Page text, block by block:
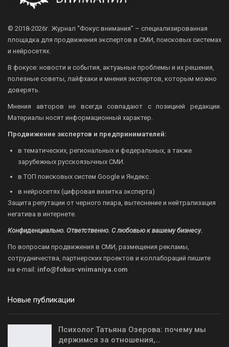
© 2018-2026г. Журнал “Фокус внимания” – специализированная
площадка для продвижения экспертов в СМИ, поисковых системах
и нейросетях.
В фокусе: новости и события, актуаьные проблемы и их решения,
полезные советы, лайфхаки и мнения экспертов, которым можно
доверять.
Мнения авторов не всегда совпадают с позицией редакции.
Материалы носят информационный характер.
Продвижение экспертов и предпринимателей:
в тематических, региональных и федеральных, а также
зарубежных русскоязычных СМИ.
в ТОП поисковых систем Google и Яндекс.
в нейросетях (цифровая визитка эксперта)
Защита репутации от черного пиара, вытеснение и нейтрализация
негатива в интернете.
Конфиденциально. Ответственно. С любовью к вашему бизнесу.
По вопросам продвижения в СМИ, размещения рекламы,
сотрудничества, партнерских проектов и коллабораций пишите
на e-mail: info@fokus-vnimaniya.com
Новые публикации
Психолог Татьяна Озерова: почему мы
держимся за отношения,…